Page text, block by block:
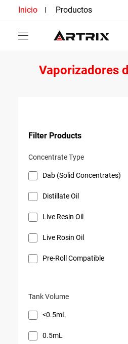
Inicio Productos
Vaporizadores
Filter Products
Concentrate Type
Dab (Solid Concentrates)
Distillate Oil
Live Resin Oil
Live Rosin Oil
Pre-Roll Compatible
Tank Volume
<0.5mL
0.5mL